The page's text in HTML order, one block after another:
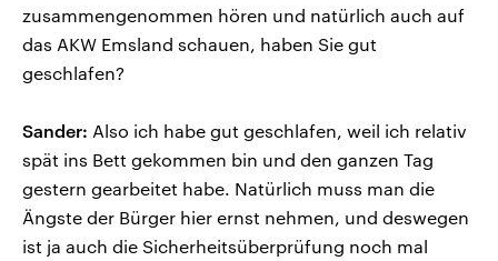
zusammengenommen hören und natürlich auch auf
das AKW Emsland schauen, haben Sie gut
geschlafen?
Sander: Also ich habe gut geschlafen, weil ich relativ
spät ins Bett gekommen bin und den ganzen Tag
gestern gearbeitet habe. Natürlich muss man die
Ängste der Bürger hier ernst nehmen, und deswegen
ist ja auch die Sicherheitsüberprüfung noch mal